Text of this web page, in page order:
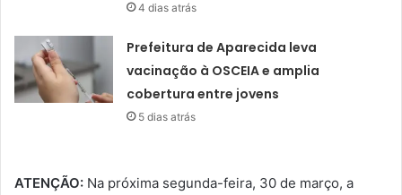
4 dias atrás
Prefeitura de Aparecida leva
vacinação à OSCEIA e amplia
cobertura entre jovens
5 dias atrás
ATENÇÃO: Na próxima segunda-feira, 30 de março, a